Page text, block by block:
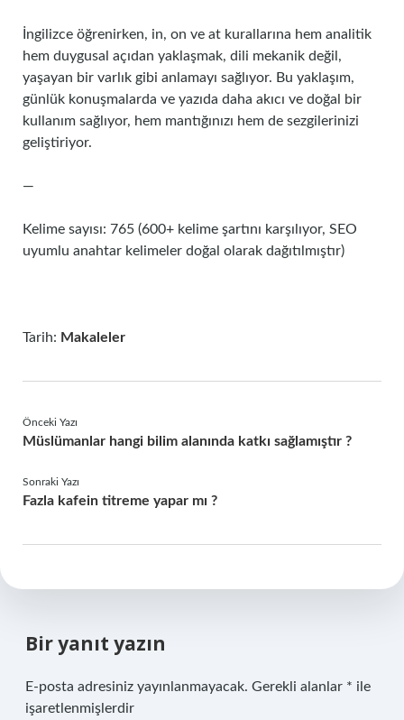
İngilizce öğrenirken, in, on ve at kurallarına hem analitik
hem duygusal açıdan yaklaşmak, dili mekanik değil,
yaşayan bir varlık gibi anlamayı sağlıyor. Bu yaklaşım,
günlük konuşmalarda ve yazıda daha akıcı ve doğal bir
kullanım sağlıyor, hem mantığınızı hem de sezgilerinizi
geliştiriyor.
—
Kelime sayısı: 765 (600+ kelime şartını karşılıyor, SEO
uyumlu anahtar kelimeler doğal olarak dağıtılmıştır)
Tarih: Makaleler
Önceki Yazı
Müslümanlar hangi bilim alanında katkı sağlamıştır ?
Sonraki Yazı
Fazla kafein titreme yapar mı ?
Bir yanıt yazın
E-posta adresiniz yayınlanmayacak. Gerekli alanlar * ile
işaretlenmişlerdir